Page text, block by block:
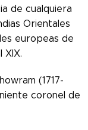
de cualquiera
Orientales
europeas de
XIX.
(1717-
coronel de